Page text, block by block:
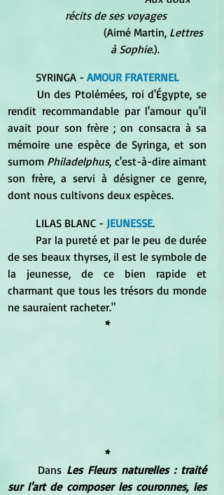
récits de ses voyages
	    (Aimé Martin,
Lettres
à Sophie.).
	SYRINGA -
AMOUR FRATERNEL
rendit recommandable par l'amour qu'il
avait pour son frère ; on consacra à sa
mémoire une espèce de Syringa, et son
surnom Philadelphus, c'est-à-dire aimant
son frère, a servi à désigner ce genre,
dont nous cultivons deux espèces.
	LILAS BLANC -
JEUNESSE.
de ses beaux thyrses, il est le symbole de
la jeunesse, de ce bien rapide et
charmant que tous les trésors du monde
ne sauraient racheter."
*
*
	Dans
Les Fleurs naturelles : traité
sur l'art de composer les couronnes, les